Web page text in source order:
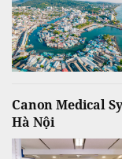
Canon Medical
Hà Nội